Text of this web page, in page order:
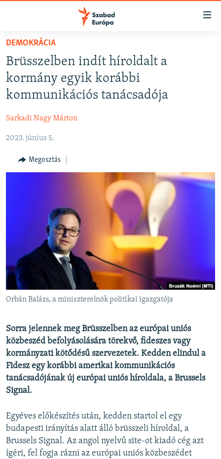
Akadálymentes
Ugrás
fő
oldalra
Ugrás
tartalomjegyzékre
NAPIRENDEN
AKTUÁLIS
PODCASTOK
ELEMZŐ
NER15
SZABADON
A PÉNZ NYOMÁBAN
EURÓPAI UNIÓ
VILÁG
KLÍMAVÁLTOZÁS
A MÚLT TANULSÁGAI
Valamennyi RFE/RL weboldal
DEMOKRÁCIA
Brüsszelben indít híroldalt a
kormány egyik korábbi
kommunikációs tanácsadója
Sarkadi Nagy Márton
2023. június 5.
Megosztás
Orbán Balázs, a miniszterelnök politikai igazgatója
Sorra jelennek meg Brüsszelben az európai uniós
közbeszéd befolyásolására törekvő, fideszes vagy
kormányzati kötődésű szervezetek. Kedden elindul a
Fidesz egy korábbi amerikai kommunikációs
tanácsadójának új európai uniós híroldala, a Brussels
Signal.
Egyéves előkészítés után, kedden startol el egy
budapesti irányítás alatt álló brüsszeli híroldal, a
Brussels Signal. Az angol nyelvű site-ot kiadó cég azt
ígéri, fel fogja rázni az európai uniós közbeszédet
FELIRATKOZÁS